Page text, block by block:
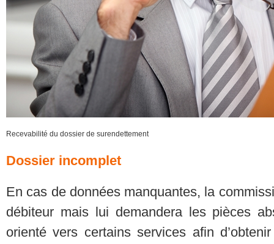
Recevabilité du dossier de surendettement
Dossier incomplet
En cas de données manquantes, la
débiteur mais lui demandera les pièces
orienté vers certains services afin